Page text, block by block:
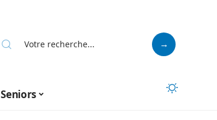
Seniors